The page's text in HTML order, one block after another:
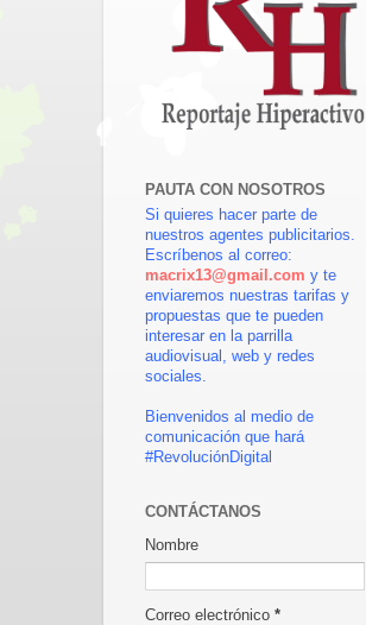
PAUTA CON NOSOTROS
Si quieres hacer parte de
nuestros agentes publicitarios.
Escríbenos al correo:
macrix13@gmail.com y te
enviaremos nuestras tarifas y
propuestas que te pueden
interesar en la parrilla
audiovisual, web y redes
sociales.
Bienvenidos al medio de
comunicación que hará
#RevoluciónDigital
CONTÁCTANOS
Nombre
Correo electrónico *